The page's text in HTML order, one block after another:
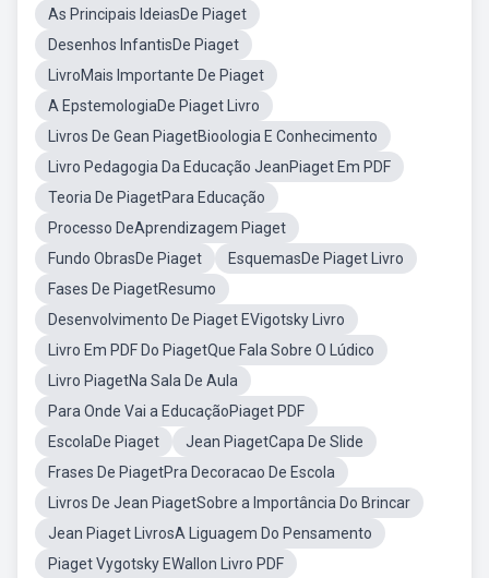
As Principais IdeiasDe Piaget
Desenhos InfantisDe Piaget
LivroMais Importante De Piaget
A EpstemologiaDe Piaget Livro
Livros De Gean PiagetBioologia E Conhecimento
Livro Pedagogia Da Educação JeanPiaget Em PDF
Teoria De PiagetPara Educação
Processo DeAprendizagem Piaget
Fundo ObrasDe Piaget
EsquemasDe Piaget Livro
Fases De PiagetResumo
Desenvolvimento De Piaget EVigotsky Livro
Livro Em PDF Do PiagetQue Fala Sobre O Lúdico
Livro PiagetNa Sala De Aula
Para Onde Vai a EducaçãoPiaget PDF
EscolaDe Piaget
Jean PiagetCapa De Slide
Frases De PiagetPra Decoracao De Escola
Livros De Jean PiagetSobre a Importância Do Brincar
Jean Piaget LivrosA Liguagem Do Pensamento
Piaget Vygotsky EWallon Livro PDF